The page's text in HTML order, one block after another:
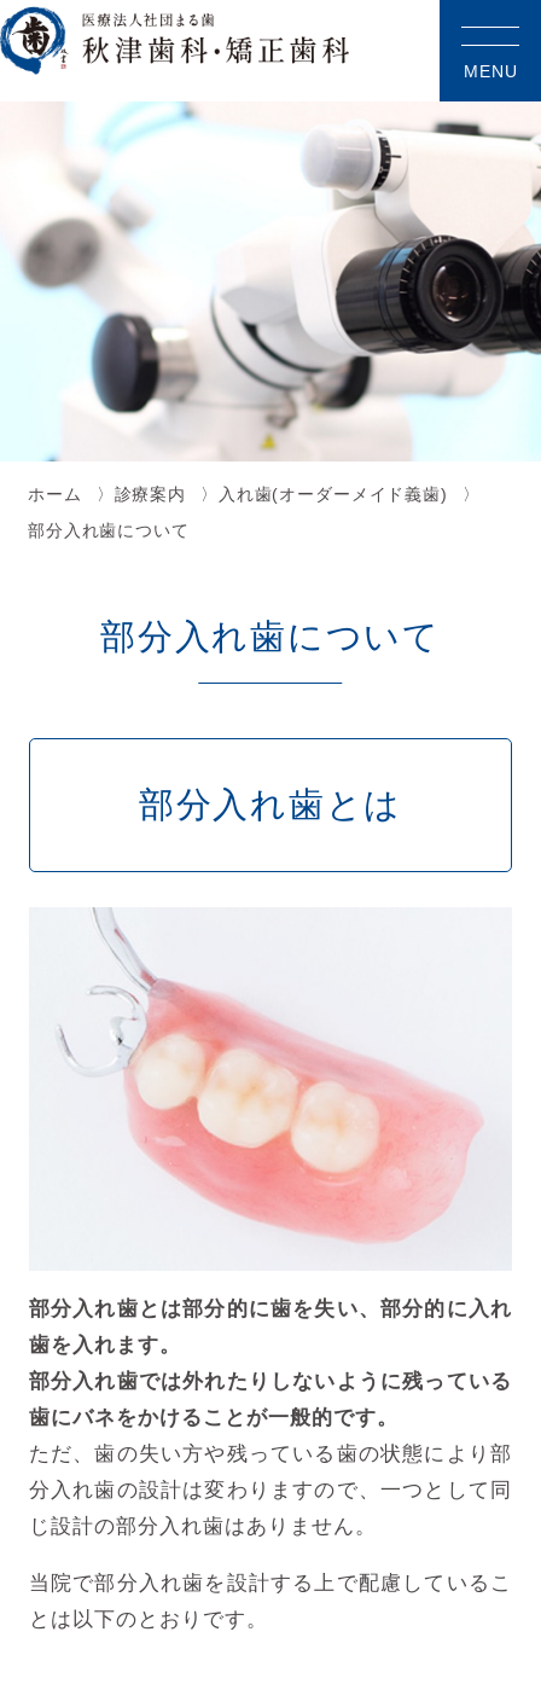
ホーム 診療案内
入れ歯(オーダーメイド義歯)
部分入れ歯について
部分入れ歯について
部分入れ歯とは
部分入れ歯とは部分的に歯を失い、部分的に入れ
歯を入れます。
部分入れ歯では外れたりしないように残っている
歯にバネをかけることが一般的です。
ただ、歯の失い方や残っている歯の状態により部
分入れ歯の設計は変わりますので、一つとして同
じ設計の部分入れ歯はありません。
当院で部分入れ歯を設計する上で配慮しているこ
とは以下のとおりです。
MENU